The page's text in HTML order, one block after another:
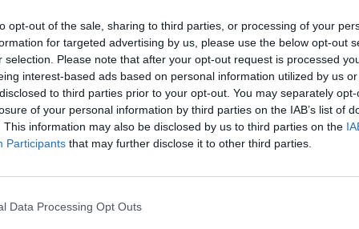
opt-out of the sale, sharing to third parties, or processing of your
for targeted advertising by us, please use the below opt-out
selection. Please note that after your opt-out request is processed
interest-based ads based on personal information utilized by us
to third parties prior to your opt-out. You may separately
of your personal information by third parties on the IAB’s list of
This information may also be disclosed by us to third parties on the
Participants that may further disclose it to other third parties.
Data Processing Opt Outs
della società"
Enna, Marco
è il nuovo
e Alessandra
ds: il
Ragusa, raffica di
rinnovi: undici giocatori
riconfermati
Trapani,
Nissa, ufficiale il colpo